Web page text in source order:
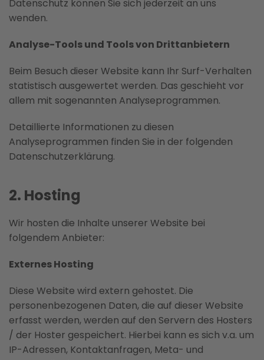
Datenschutz können Sie sich jederzeit an uns
wenden.
Analyse-Tools und Tools von Drittanbietern
Beim Besuch dieser Website kann Ihr Surf-Verhalten
statistisch ausgewertet werden. Das geschieht vor
allem mit sogenannten Analyseprogrammen.
Detaillierte Informationen zu diesen
Analyseprogrammen finden Sie in der folgenden
Datenschutzerklärung.
2. Hosting
Wir hosten die Inhalte unserer Website bei
folgendem Anbieter:
Externes Hosting
Diese Website wird extern gehostet. Die
personenbezogenen Daten, die auf dieser Website
erfasst werden, werden auf den Servern des Hosters
/ der Hoster gespeichert. Hierbei kann es sich v.a. um
IP-Adressen, Kontaktanfragen, Meta- und